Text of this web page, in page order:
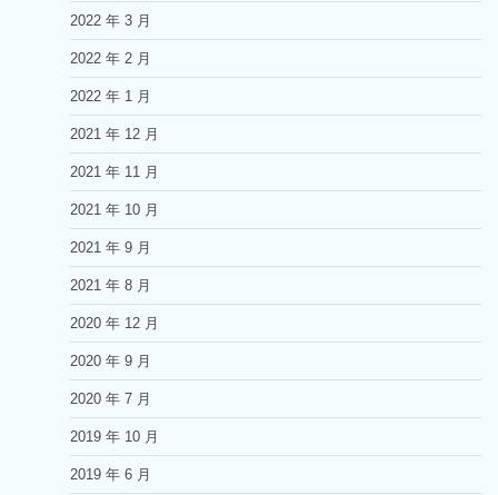
2022 年 3 月
2022 年 2 月
2022 年 1 月
2021 年 12 月
2021 年 11 月
2021 年 10 月
2021 年 9 月
2021 年 8 月
2020 年 12 月
2020 年 9 月
2020 年 7 月
2019 年 10 月
2019 年 6 月